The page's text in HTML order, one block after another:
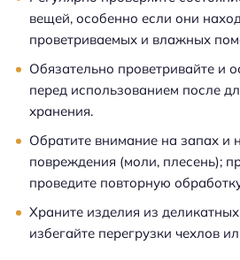
вещей, особенно если они
проветриваемых и влажных
Обязательно проветривайте и
перед использованием после
хранения.
Обратите внимание на запах и
повреждения (моли, плесень);
проведите повторную
Храните изделия из
избегайте перегрузки чехлов